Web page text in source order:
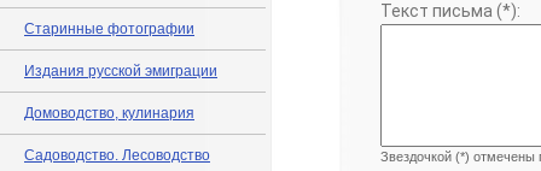
Старинные фотографии
Издания русской эмиграции
Домоводство, кулинария
Садоводство. Лесоводство
Текст письма (*):
Звездочкой (*) отмечены